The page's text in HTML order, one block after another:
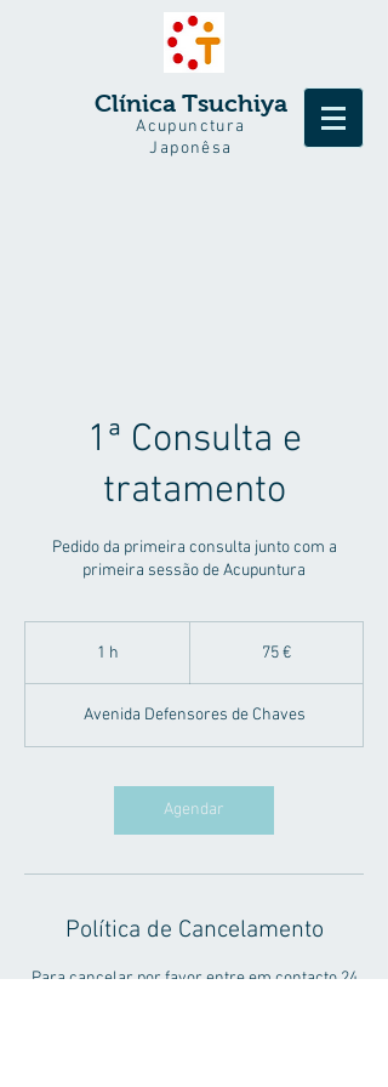
Clínica Tsuchiya
Acupunctura
Japonêsa
1ª Consulta e
tratamento
Pedido da primeira consulta junto com a
primeira sessão de Acupuntura
1 h 75 €
Avenida Defensores de Chaves
Agendar
Política de Cancelamento
Para cancelar por favor entre em contacto 24